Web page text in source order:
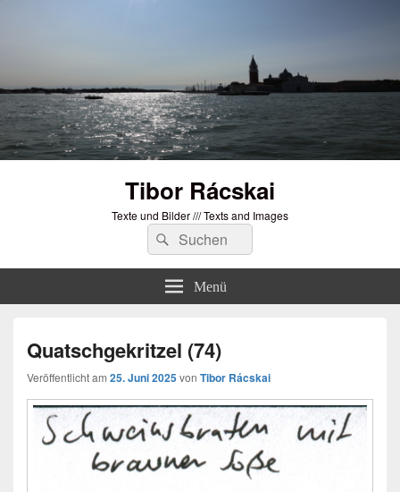
Tibor Rácskai
Texte und Bilder /// Texts and Images
Suchen
nach:
Suchen
Menü
Quatschgekritzel (74)
Veröffentlicht am 25. Juni 2025von Tibor Rácskai